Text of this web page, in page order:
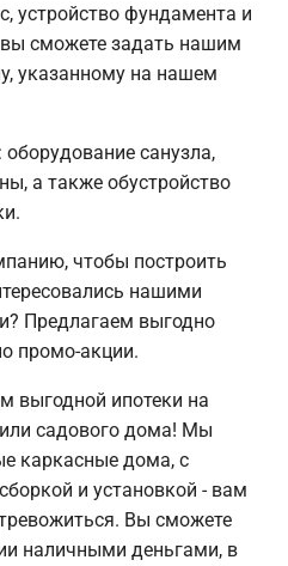
устройство фундамента и
сможете задать нашим
указанному на нашем
санузла,
а также обустройство
чтобы построить
нашими
Предлагаем выгодно
промо-акции.
выгодной ипотеки на
или садового дома! Мы
каркасные дома, с
и установкой - вам
Вы сможете
наличными деньгами, в